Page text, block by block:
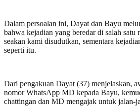
Dalam persoalan ini, Dayat dan Bayu
bahwa kejadian yang beredar di salah
seakan kami disudutkan, sementara
seperti itu.
Dari pengakuan Dayat (37) menjelaskan,
nomor WhatsApp MD kepada Bayu,
chattingan dan MD mengajak untuk jalan-